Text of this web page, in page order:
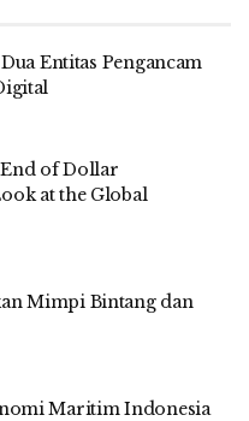
Entitas Pengancam
of Dollar
at the Global
Mimpi Bintang dan
Maritim Indonesia